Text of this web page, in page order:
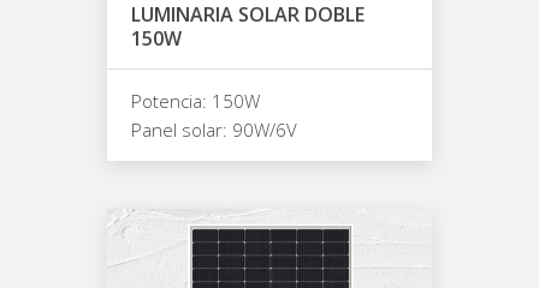
LUMINARIA SOLAR DOBLE
150W
Potencia: 150W
Panel solar: 90W/6V